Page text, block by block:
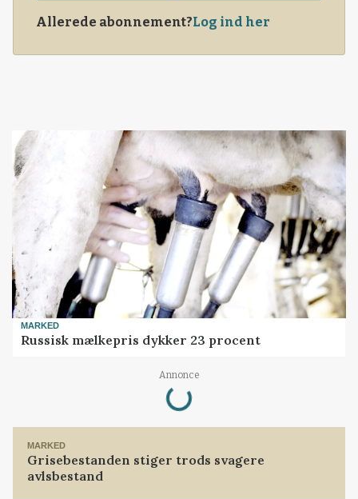
Allerede abonnement?Log ind her
MARKED
Russisk mælkepris dykker 23 procent
Annonce
Loading...
MARKED
Grisebestanden stiger trods svagere
avlsbestand